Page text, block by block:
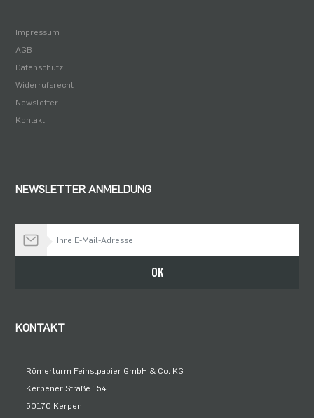
Impressum
AGB
Datenschutz
Widerrufsrecht
Newsletter
Kontakt
NEWSLETTER ANMELDUNG
OK
KONTAKT
Römerturm Feinstpapier GmbH & Co. KG
Kerpener Straße 154
50170 Kerpen